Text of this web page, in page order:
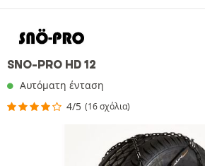
SNO-PRO HD 12
Αυτόματη ένταση
4/5 (16 σχόλια)